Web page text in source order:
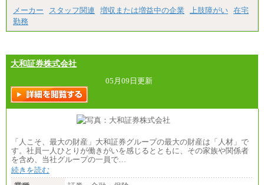
（1）月給 246,660円
（2）時間給 1,500円/月給モデル\337,000～
メーカー
スタッフ関連 増収または増益中の企業 上肢障がい 在宅
勤務
大和証券株式会社
05月09日更新
「人こそ、最大の財産」大和証券グループの最大の財産は「人材」で
す。社員一人ひとりが働きがいを感じるとともに、その家族や関係者
を含め、当社グループの一員で…
続きを読む